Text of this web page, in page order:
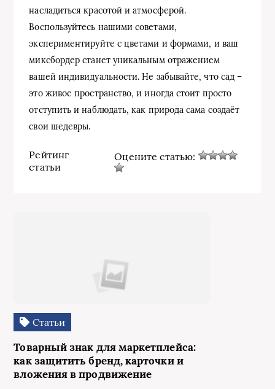
насладиться красотой и атмосферой.
Воспользуйтесь нашими советами,
экспериментируйте с цветами и формами, и ваш
миксбордер станет уникальным отражением
вашей индивидуальности. Не забывайте, что сад –
это живое пространство, и иногда стоит просто
отступить и наблюдать, как природа сама создаёт
свои шедевры.
Рейтинг
статьи
Оцените статью:
Статьи
Товарный знак для маркетплейса:
как защитить бренд, карточки и
вложения в продвижение